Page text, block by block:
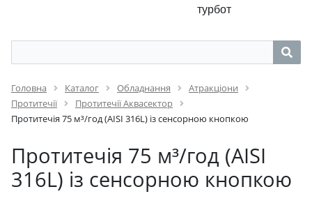
турбот
Головна Каталог Обладнання
Атракціони
Протитечії
Протитечії Аквасектор
Протитечія 75 м³/год (AISI 316L) із сенсорною кнопкою
Протитечія 75 м³/год (AISI
316L) із сенсорною кнопкою